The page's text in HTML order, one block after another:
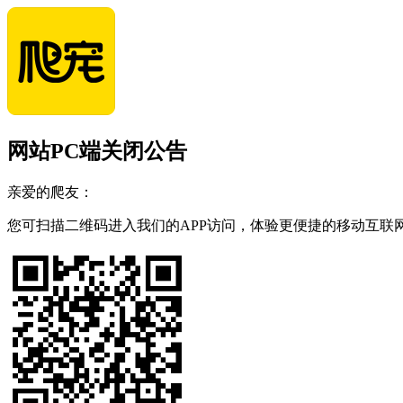
网站PC端关闭公告
亲爱的爬友：
您可扫描二维码进入我们的APP访问，体验更便捷的移动互联